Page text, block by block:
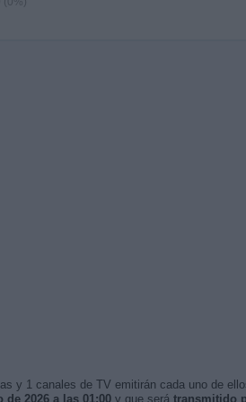
y 1 canales de TV emitirán cada uno de
2026 a las 01:00y que será transmitido